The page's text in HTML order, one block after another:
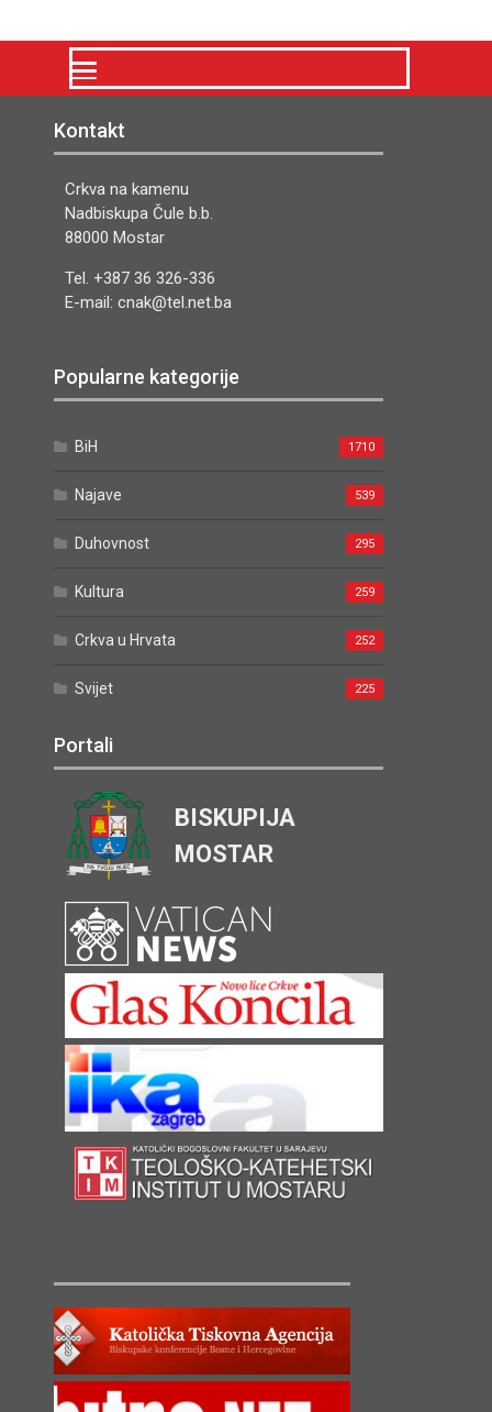
Kontakt
Crkva na kamenu
Nadbiskupa Čule b.b.
88000 Mostar
Tel. +387 36 326-336
E-mail: cnak@tel.net.ba
Popularne kategorije
BiH 1710
Najave 539
Duhovnost 295
Kultura 259
Crkva u Hrvata 252
Svijet 225
Portali
BISKUPIJA
MOSTAR